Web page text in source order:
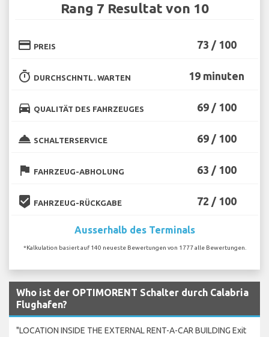
Rang 7 Resultat von 10
credit_card PREIS 73 / 100
timer DURCHSCHNTL. WARTEN 19 minuten
directions_car QUALITÄT DES FAHRZEUGES 69 / 100
room_service SCHALTERSERVICE 69 / 100
flag FAHRZEUG-ABHOLUNG 63 / 100
beenhere FAHRZEUG-RÜCKGABE 72 / 100
Ausserhalb des Terminals
*Kalkulation basiert auf 140 neueste Bewertungen von 1777 alle Bewertungen.
Who ist der OPTIMORENT Schalter durch Calabria
Flughafen?
"LOCATION INSIDE THE EXTERNAL RENT-A-CAR BUILDING Exit